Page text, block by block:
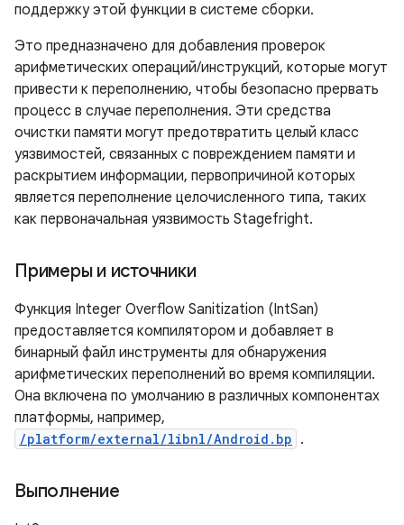
поддержку этой функции в системе сборки.
Это предназначено для добавления проверок
арифметических операций/инструкций, которые могут
привести к переполнению, чтобы безопасно прервать
процесс в случае переполнения. Эти средства
очистки памяти могут предотвратить целый класс
уязвимостей, связанных с повреждением памяти и
раскрытием информации, первопричиной которых
является переполнение целочисленного типа, таких
как первоначальная уязвимость Stagefright.
Примеры и источники
Функция Integer Overflow Sanitization (IntSan)
предоставляется компилятором и добавляет в
бинарный файл инструменты для обнаружения
арифметических переполнений во время компиляции.
Она включена по умолчанию в различных компонентах
платформы, например,
/platform/external/libnl/Android.bp .
Выполнение